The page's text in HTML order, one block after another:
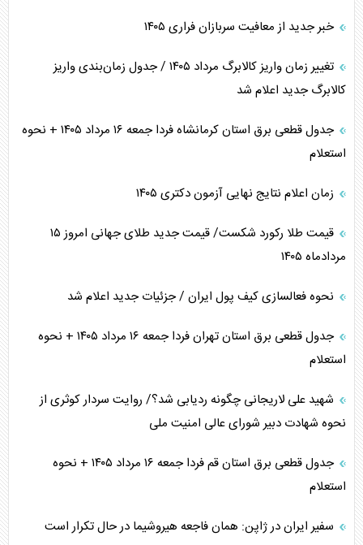
خبر جدید از معافیت سربازان فراری ۱۴۰۵
تغییر زمان واریز کالابرگ مرداد ۱۴۰۵ / جدول زمان‌بندی واریز
کالابرگ جدید اعلام شد
جدول قطعی برق استان کرمانشاه فردا جمعه ۱۶ مرداد ۱۴۰۵ + نحوه
استعلام
زمان اعلام نتایج نهایی آزمون دکتری ۱۴۰۵
قیمت طلا رکورد شکست/ قیمت جدید طلای جهانی امروز ۱۵
مردادماه ۱۴۰۵
نحوه فعالسازی کیف پول ایران / جزئیات جدید اعلام شد
جدول قطعی برق استان تهران فردا جمعه ۱۶ مرداد ۱۴۰۵ + نحوه
استعلام
شهید علی لاریجانی چگونه ردیابی شد؟/ روایت سردار کوثری از
نحوه شهادت دبیر شورای عالی امنیت ملی
جدول قطعی برق استان قم فردا جمعه ۱۶ مرداد ۱۴۰۵ + نحوه
استعلام
سفیر ایران در ژاپن: همان فاجعه هیروشیما در حال تکرار است